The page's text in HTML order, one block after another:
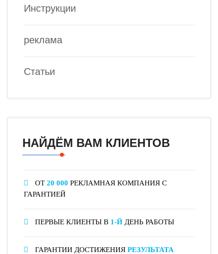
Инструкции
реклама
Статьи
НАЙДЁМ ВАМ КЛИЕНТОВ
ОТ 20 000 РЕКЛАМНАЯ КОМПАНИЯ С
ГАРАНТИЕЙ
ПЕРВЫЕ КЛИЕНТЫ В 1-Й ДЕНЬ РАБОТЫ
ГАРАНТИИ ДОСТИЖЕНИЯ РЕЗУЛЬТАТА